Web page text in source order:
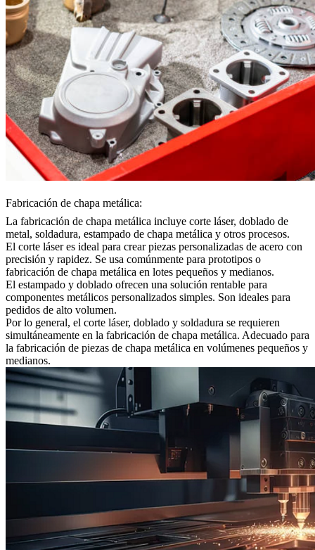
Fabricación de chapa metálica:
La fabricación de chapa metálica incluye corte láser, doblado de
metal, soldadura, estampado de chapa metálica y otros procesos.
El corte láser es ideal para crear piezas personalizadas de acero con
precisión y rapidez. Se usa comúnmente para prototipos o
fabricación de chapa metálica en lotes pequeños y medianos.
El estampado y doblado ofrecen una solución rentable para
componentes metálicos personalizados simples. Son ideales para
pedidos de alto volumen.
Por lo general, el corte láser, doblado y soldadura se requieren
simultáneamente en la fabricación de chapa metálica. Adecuado para
la fabricación de piezas de chapa metálica en volúmenes pequeños y
medianos.